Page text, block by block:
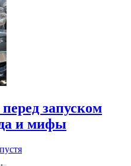
запуском
и мифы